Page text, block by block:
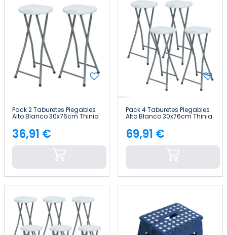
Pack 2 Taburetes Plegables
Alto Blanco 30x76cm Thinia
Precio
36,91 €
Pack 4 Taburetes Plegables
Alto Blanco 30x76cm Thinia
Precio
69,91 €